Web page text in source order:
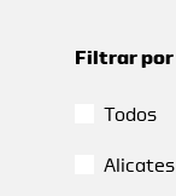
Filtrar por
Todos
Alicates